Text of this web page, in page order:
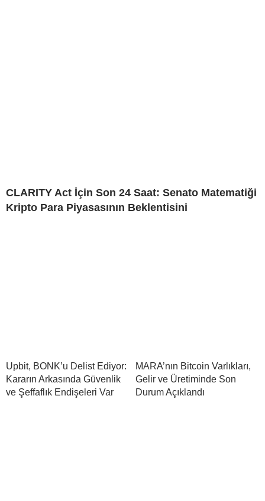
CLARITY Act İçin Son 24 Saat: Senato Matematiği
Kripto Para Piyasasının Beklentisini
Upbit, BONK’u Delist Ediyor:
Kararın Arkasında Güvenlik
ve Şeffaflık Endişeleri Var
MARA’nın Bitcoin Varlıkları,
Gelir ve Üretiminde Son
Durum Açıklandı